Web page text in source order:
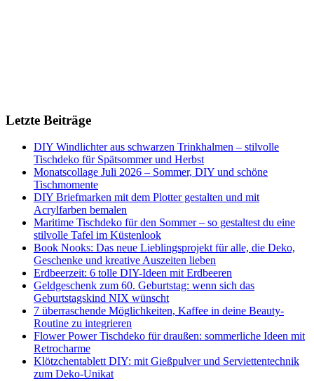
Letzte Beiträge
DIY Windlichter aus schwarzen Trinkhalmen – stilvolle
Tischdeko für Spätsommer und Herbst
Monatscollage Juli 2026 – Sommer, DIY und schöne
Tischmomente
DIY Briefmarken mit dem Plotter gestalten und mit
Acrylfarben bemalen
Maritime Tischdeko für den Sommer – so gestaltest du eine
stilvolle Tafel im Küstenlook
Book Nooks: Das neue Lieblingsprojekt für alle, die Deko,
Geschenke und kreative Auszeiten lieben
Erdbeerzeit: 6 tolle DIY-Ideen mit Erdbeeren
Geldgeschenk zum 60. Geburtstag: wenn sich das
Geburtstagskind NIX wünscht
7 überraschende Möglichkeiten, Kaffee in deine Beauty-
Routine zu integrieren
Flower Power Tischdeko für draußen: sommerliche Ideen mit
Retrocharme
Klötzchentablett DIY: mit Gießpulver und Serviettentechnik
zum Deko-Unikat